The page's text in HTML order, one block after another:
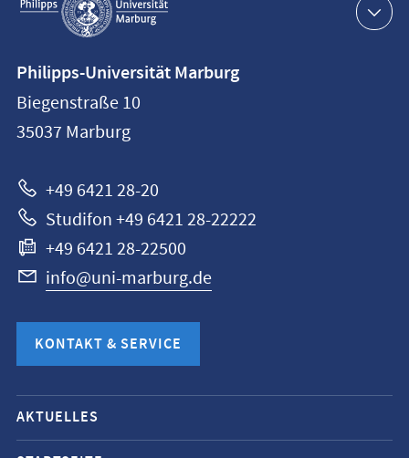
Navigation
Philipps-
Universität
Marburg
Philipps-Universität Marburg
Biegenstraße 10
35037 Marburg
+49 6421 28-20
Studifon +49 6421 28-22222
+49 6421 28-22500
info@uni-marburg.de
KONTAKT & SERVICE
Mobile-
Service-
AKTUELLES